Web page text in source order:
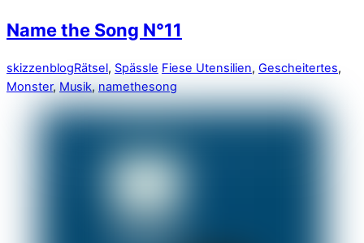
Name the Song N°11
skizzenblogRätsel, Spässle Fiese Utensilien, Gescheitertes,
Monster, Musik,namethesong